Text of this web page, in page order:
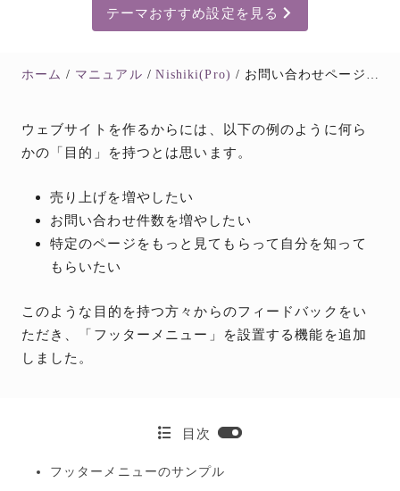
テーマおすすめ設定を見る
ホーム マニュアル Nishiki(Pro) お問い合わせページ・製品ページ・特集ページなどへの導線を作ってコンバージョン率向上を図ろう！フッターメニューを設置する方法
ウェブサイトを作るからには、以下の例のように何ら
かの「目的」を持つとは思います。
売り上げを増やしたい
お問い合わせ件数を増やしたい
特定のページをもっと見てもらって自分を知って
もらいたい
このような目的を持つ方々からのフィードバックをい
ただき、「フッターメニュー」を設置する機能を追加
しました。
目次
フッターメニューのサンプル